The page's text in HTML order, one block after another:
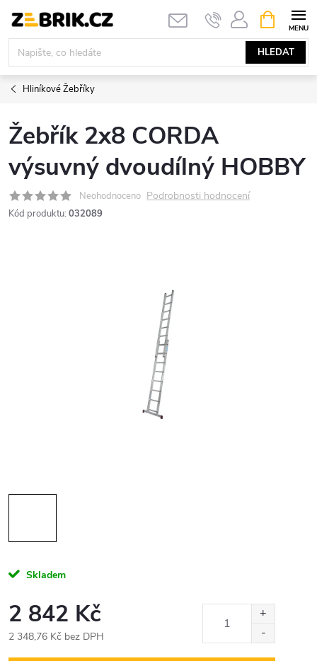
obsah
HLEDAT
NÁKUPNÍ
KOŠÍK
Hliníkové Žebříky
Žebřík 2x8 CORDA
výsuvný dvoudílný HOBBY
Neohodnoceno Podrobnosti hodnocení
Kód produktu: 032089
Skladem
2 842 Kč
2 348,76 Kč bez DPH